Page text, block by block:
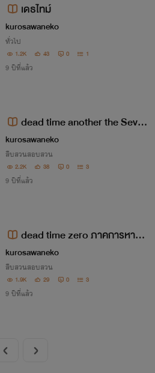
เดธไทม์
kurosawaneko
ทั่วไป
1.2K 43 0 1
9 ปีที่แล้ว
dead time another the Seven
Knights with a gem of power
kurosawaneko
สืบสวนสอบสวน
2.2K 38 0 3
9 ปีที่แล้ว
dead time zero ภาคการหายตั
วของผู้มีความสามรถ
kurosawaneko
สืบสวนสอบสวน
1.9K 29 0 3
9 ปีที่แล้ว